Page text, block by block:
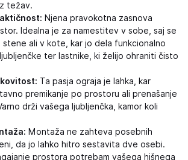
težav.
Njena pravokotna zasnova
Idealna je za namestitev v sobe, saj se
stene ali v kote, kar jo dela funkcionalno
ter lastnike, ki želijo ohraniti čisto
Ta pasja ograja je lahka, kar
premikanje po prostoru ali prenašanje
drži vašega ljubljenčka, kamor koli
Montaža ne zahteva posebnih
da jo lahko hitro sestavita dve osebi.
prostora potrebam vašega hišnega